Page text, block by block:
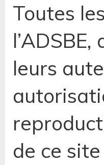
Toutes
leurs
de ce